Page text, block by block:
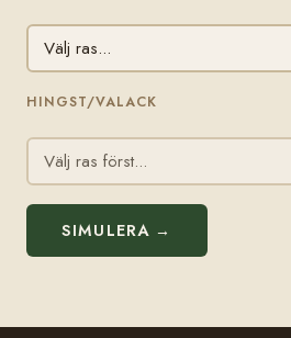
HINGST/VALACK
SIMULERA →